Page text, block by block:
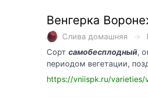
Венгерка
Слива домашняя
Сорт самобесплодный,
периодом вегетации,
https://vniispk.ru/varieties/